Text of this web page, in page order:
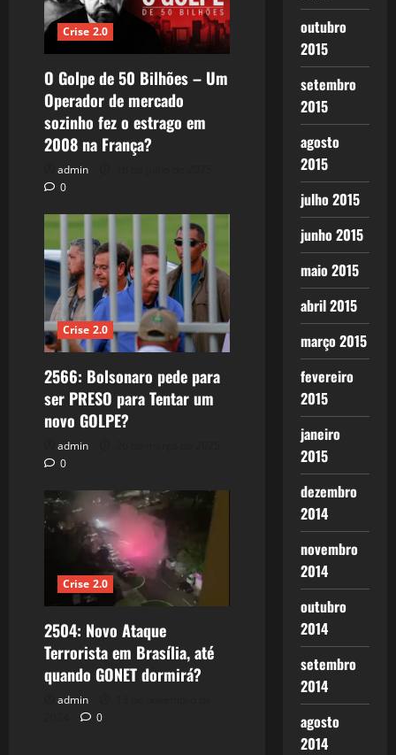
Crise 2.0
O Golpe de 50 Bilhões – Um
Operador de mercado
sozinho fez o estrago em
2008 na França?
admin
0
Crise 2.0
2566: Bolsonaro pede para
ser PRESO para Tentar um
novo GOLPE?
admin
0
Crise 2.0
2504: Novo Ataque
Terrorista em Brasília, até
quando GONET dormirá?
admin
0
outubro
2015
setembro
2015
agosto
2015
julho 2015
junho 2015
maio 2015
abril 2015
março 2015
fevereiro
2015
janeiro
2015
dezembro
2014
novembro
2014
outubro
2014
setembro
2014
agosto
2014